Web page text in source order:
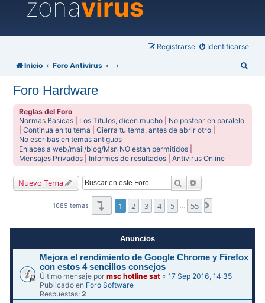
zonavirus
Identificarse
Registrarse
Inicio Foro Antivirus
Foro Hardware
Reglas del Foro
Normas Basicas
Los Titulos, dicen mucho
No postear en paralelo
|Continua en tu tema |Cierra tu tema, antes de abrir otro
No escribas en temas antiguos
Enlaces a web/mail/blog/Msn NO estan permitidos
Mensajes Privados
Informes de resultados |Antivirus Online
Nuevo Tema Buscar
1689 temas Página1de55
1 2 3 4 5 … 55
Anuncios
Mejora el rendimiento de Google Chrome y Firefox
con estos 4 sencillos consejos
Último mensaje pormsc hotline sat «17 Sep 2016, 14:35
Publicado en Foro Software
Respuestas:2